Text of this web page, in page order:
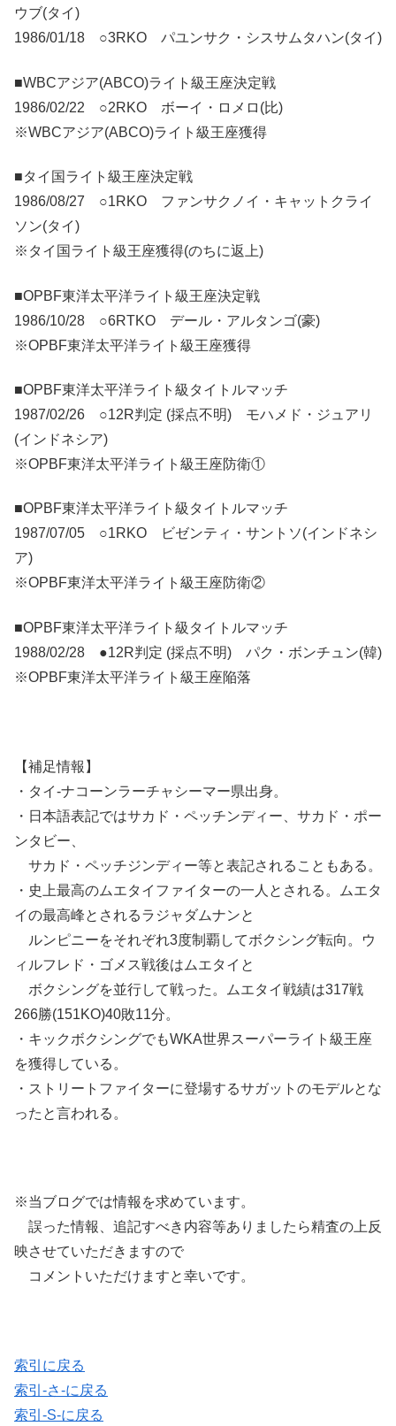
ウブ(タイ)
1986/01/18 ○3RKO パユンサク・シスサムタハン(タイ)
■WBCアジア(ABCO)ライト級王座決定戦
1986/02/22 ○2RKO ボーイ・ロメロ(比)
※WBCアジア(ABCO)ライト級王座獲得
■タイ国ライト級王座決定戦
1986/08/27 ○1RKO ファンサクノイ・キャットクライ
ソン(タイ)
※タイ国ライト級王座獲得(のちに返上)
■OPBF東洋太平洋ライト級王座決定戦
1986/10/28 ○6RTKO デール・アルタンゴ(豪)
※OPBF東洋太平洋ライト級王座獲得
■OPBF東洋太平洋ライト級タイトルマッチ
1987/02/26 ○12R判定 (採点不明) モハメド・ジュアリ
(インドネシア)
※OPBF東洋太平洋ライト級王座防衛①
■OPBF東洋太平洋ライト級タイトルマッチ
1987/07/05 ○1RKO ビゼンティ・サントソ(インドネシ
ア)
※OPBF東洋太平洋ライト級王座防衛②
■OPBF東洋太平洋ライト級タイトルマッチ
1988/02/28 ●12R判定 (採点不明) パク・ボンチュン(韓)
※OPBF東洋太平洋ライト級王座陥落
【補足情報】
・タイ-ナコーンラーチャシーマー県出身。
・日本語表記ではサカド・ペッチンディー、サカド・ポー
ンタビー、
サカド・ペッチジンディー等と表記されることもある。
・史上最高のムエタイファイターの一人とされる。ムエタ
イの最高峰とされるラジャダムナンと
ルンピニーをそれぞれ3度制覇してボクシング転向。ウ
ィルフレド・ゴメス戦後はムエタイと
ボクシングを並行して戦った。ムエタイ戦績は317戦
266勝(151KO)40敗11分。
・キックボクシングでもWKA世界スーパーライト級王座
を獲得している。
・ストリートファイターに登場するサガットのモデルとな
ったと言われる。
※当ブログでは情報を求めています。
誤った情報、追記すべき内容等ありましたら精査の上反
映させていただきますので
コメントいただけますと幸いです。
索引に戻る
索引-さ-に戻る
索引-S-に戻る